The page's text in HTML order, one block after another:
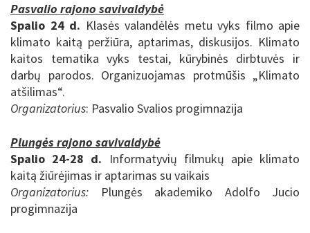
Pasvalio rajono savivaldybė
Spalio 24 d. Klasės valandėlės metu vyks filmo apie
klimato kaitą peržiūra, aptarimas, diskusijos. Klimato
kaitos tematika vyks testai, kūrybinės dirbtuvės ir
darbų parodos. Organizuojamas protmūšis „Klimato
atšilimas“.
Organizatorius: Pasvalio Svalios progimnazija
Plungės rajono savivaldybė
Spalio 24-28 d. Informatyvių filmukų apie klimato
kaitą žiūrėjimas ir aptarimas su vaikais
Organizatorius: Plungės akademiko Adolfo Jucio
progimnazija